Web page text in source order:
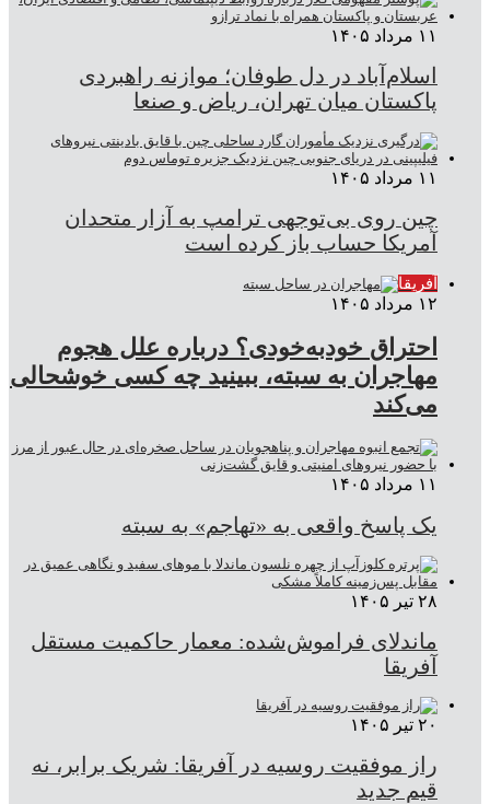
۱۱ مرداد ۱۴۰۵
اسلام‌آباد در دل طوفان؛ موازنه راهبردی
پاکستان میان تهران، ریاض و صنعا
۱۱ مرداد ۱۴۰۵
چین روی بی‌توجهی ترامپ به آزار متحدان
آمریکا حساب باز کرده است
آفریقا
۱۲ مرداد ۱۴۰۵
احتراق خودبه‌خودی؟ درباره علل هجوم
مهاجران به سبته، ببینید چه کسی خوشحالی
می‌کند
۱۱ مرداد ۱۴۰۵
یک پاسخ واقعی به «تهاجم» به سبته
۲۸ تیر ۱۴۰۵
ماندلای فراموش‌شده: معمار حاکمیت مستقل
آفریقا
۲۰ تیر ۱۴۰۵
راز موفقیت روسیه در آفریقا: شریک برابر، نه
قیم جدید